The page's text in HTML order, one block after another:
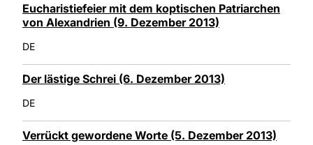
Eucharistiefeier mit dem koptischen Patriarchen
von Alexandrien (9. Dezember 2013)
DE
Der lästige Schrei (6. Dezember 2013)
DE
Verrückt gewordene Worte (5. Dezember 2013)